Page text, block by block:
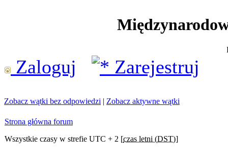
Zaloguj Zarejestruj
Zobacz wątki bez odpowiedzi | Zobacz aktywne wątki
Strona główna forum
Wszystkie czasy w strefie UTC + 2 [czas letni (DST)]